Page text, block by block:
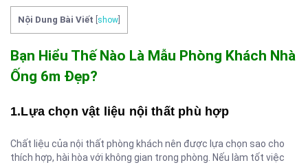
Nội Dung Bài Viết show
Bạn Hiểu Thế Nào Là Mẫu Phòng Khách Nhà
Ống 6m Đẹp?
1.Lựa chọn vật liệu nội thất phù hợp
Chất liệu của nội thất phòng khách nên được lựa chọn sao cho
thích hợp, hài hòa với không gian trong phòng. Nếu làm tốt việc